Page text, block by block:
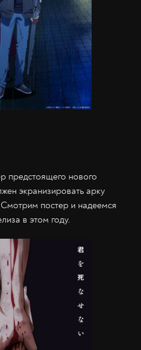
предстоящего нового
экранизировать арку
постер и надеемся
в этом году.